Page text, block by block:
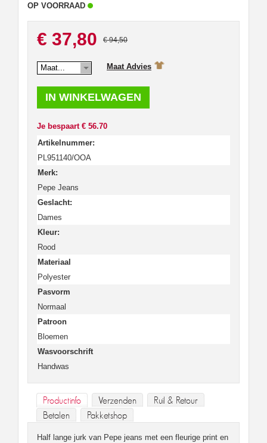
OP VOORRAAD
€ 37,80 € 94,50
Maat... Maat Advies
Je bespaart € 56.70
Artikelnummer:
PL951140/OOA
Merk:
Pepe Jeans
Geslacht:
Dames
Kleur:
Rood
Materiaal
Polyester
Pasvorm
Normaal
Patroon
Bloemen
Wasvoorschrift
Handwas
Productinfo Verzenden
Ruil & Retour
Betalen
Pakketshop
Half lange jurk van Pepe jeans met een fleurige print en